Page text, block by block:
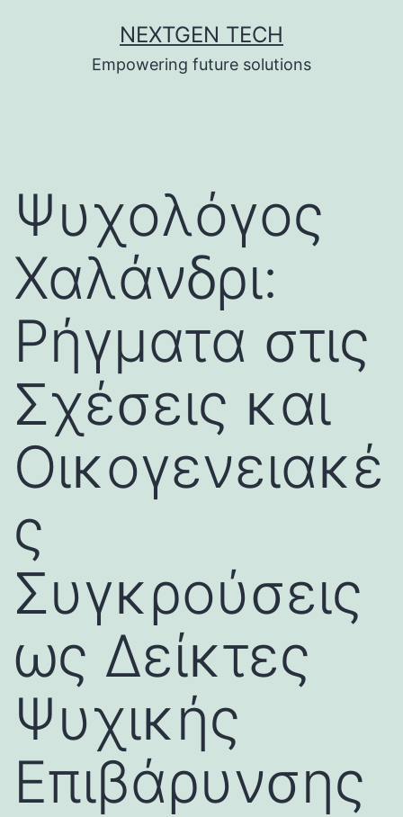
NEXTGEN TECH
Empowering future solutions
Ψυχολόγος
Χαλάνδρι:
Ρήγματα στις
Σχέσεις και
Οικογενειακέ
ς
Συγκρούσεις
ως Δείκτες
Ψυχικής
Επιβάρυνσης